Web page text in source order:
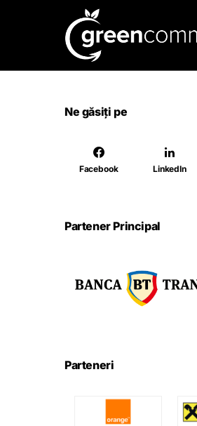
Ne găsiți pe
Facebook LinkedIn
Partener Principal
Parteneri